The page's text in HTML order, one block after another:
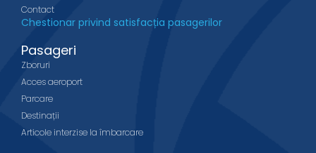
Contact
Chestionar privind satisfacția pasagerilor
Pasageri
Zboruri
Acces aeroport
Parcare
Destinații
Articole interzise la îmbarcare